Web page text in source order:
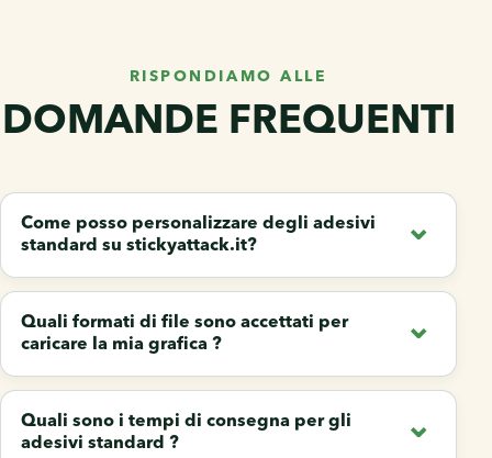
RISPONDIAMO ALLE
DOMANDE FREQUENTI
Come posso personalizzare degli adesivi
standard su stickyattack.it?​
Quali formati di file sono accettati per
caricare la mia grafica ?​
Quali sono i tempi di consegna per gli
adesivi standard ?